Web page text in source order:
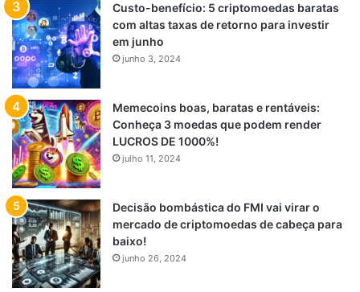
Custo-benefício: 5 criptomoedas baratas
com altas taxas de retorno para investir
em junho
junho 3, 2024
Memecoins boas, baratas e rentáveis:
Conheça 3 moedas que podem render
LUCROS DE 1000%!
julho 11, 2024
Decisão bombástica do FMI vai virar o
mercado de criptomoedas de cabeça para
baixo!
junho 26, 2024